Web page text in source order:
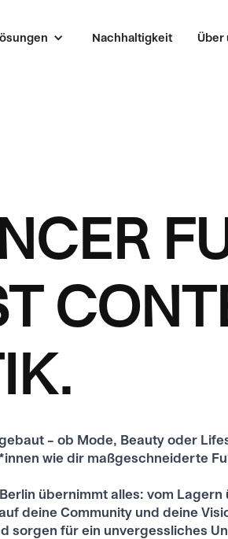
Nachhaltigkeit Über
– ob Mode, Beauty oder
wie dir maßgeschneiderte
übernimmt alles: vom
deine Community und deine
sorgen für ein unvergessliches